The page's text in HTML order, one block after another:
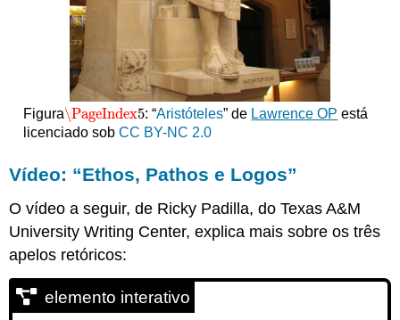
Figura\PageIndex5
\PageIndex5: “Aristóteles” de Lawrence OP está
licenciado sob CC BY-NC 2.0
Vídeo: “Ethos, Pathos e Logos”
O vídeo a seguir, de Ricky Padilla, do Texas A&M
University Writing Center, explica mais sobre os três
apelos retóricos:
elemento interativo